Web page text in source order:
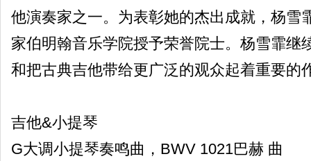
他演奏家之一。为表彰她的杰出成就，杨雪
家伯明翰音乐学院授予荣誉院士。杨雪霏继
和把古典吉他带给更广泛的观众起着重要的
吉他&小提琴
G大调小提琴奏鸣曲，BWV 1021巴赫 曲